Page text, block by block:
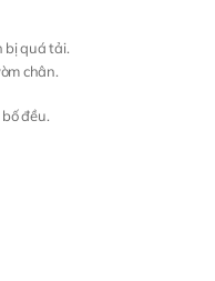
bị quá tải.
chân.
đều.